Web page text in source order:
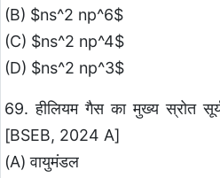
(B) $ns^2 np^6$
(C) $ns^2 np^4$
(D) $ns^2 np^3$
69. हीलियम गैस का मुख्य स्रोत
[BSEB, 2024 A]
(A) वायुमंडल